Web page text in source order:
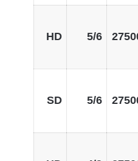
5/6
HD
5/6
SD